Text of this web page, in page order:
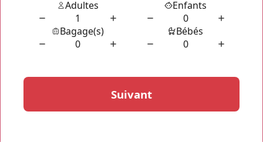
Votre chauffeur Paris Airport Taxi Prices
vous attend
également avec une pancarte indiquant votre nom afin de
vous permettre de le repérer du premier coup d'oeil.